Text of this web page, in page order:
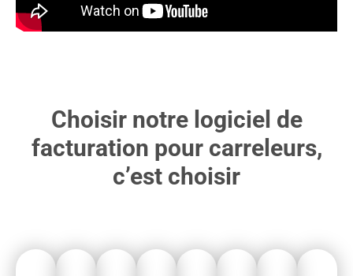
Choisir notre logiciel de
facturation pour carreleurs,
c’est choisir